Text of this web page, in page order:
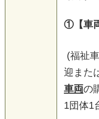
①【車
(福祉
迎また
車両の
1団体1